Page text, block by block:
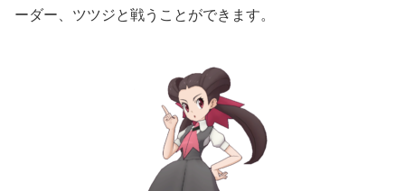
ーダー、ツツジと戦うことができます。